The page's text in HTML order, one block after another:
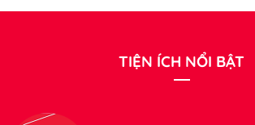
TIỆN ÍCH NỔI BẬT